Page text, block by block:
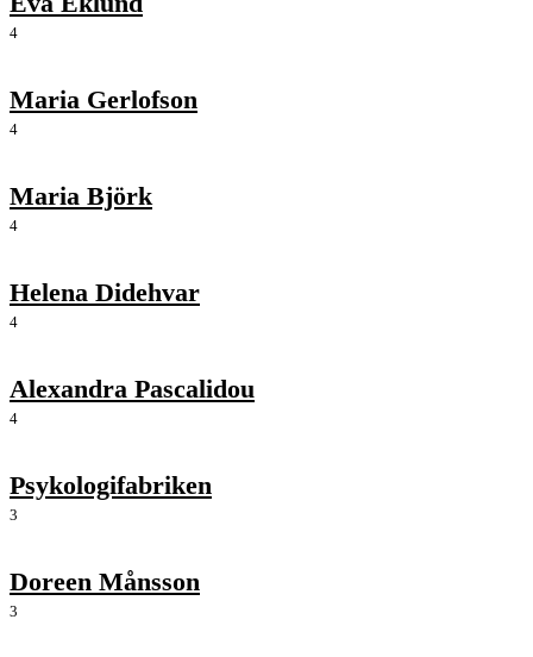
4
Maria Gerlofson
4
Maria Björk
4
Helena Didehvar
4
Alexandra Pascalidou
4
Psykologifabriken
3
Doreen Månsson
3